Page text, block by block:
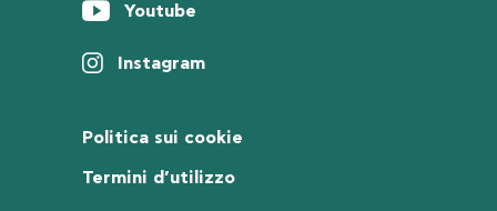
Youtube
Instagram
Politica sui cookie
Termini d’utilizzo